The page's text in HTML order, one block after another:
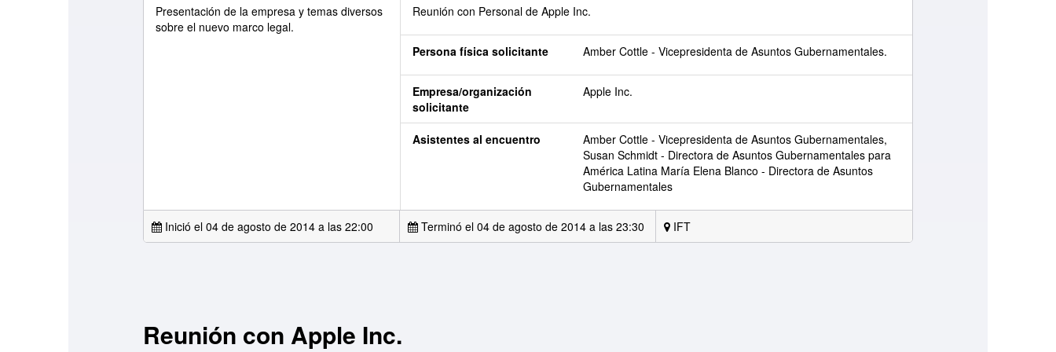
Presentación de la empresa y temas diversos
sobre el nuevo marco legal.
Reunión con Personal de Apple Inc.
Persona física solicitante Amber Cottle - Vicepresidenta de Asuntos Gubernamentales.
Empresa/organización
solicitante
Apple Inc.
Asistentes al encuentro
Amber Cottle - Vicepresidenta de Asuntos Gubernamentales,
Susan Schmidt - Directora de Asuntos Gubernamentales para
América Latina María Elena Blanco - Directora de Asuntos
Gubernamentales
Inició el 04 de agosto de 2014 a las 22:00 Terminó el 04 de agosto de 2014 a las 23:30 IFT
Reunión con Apple Inc.